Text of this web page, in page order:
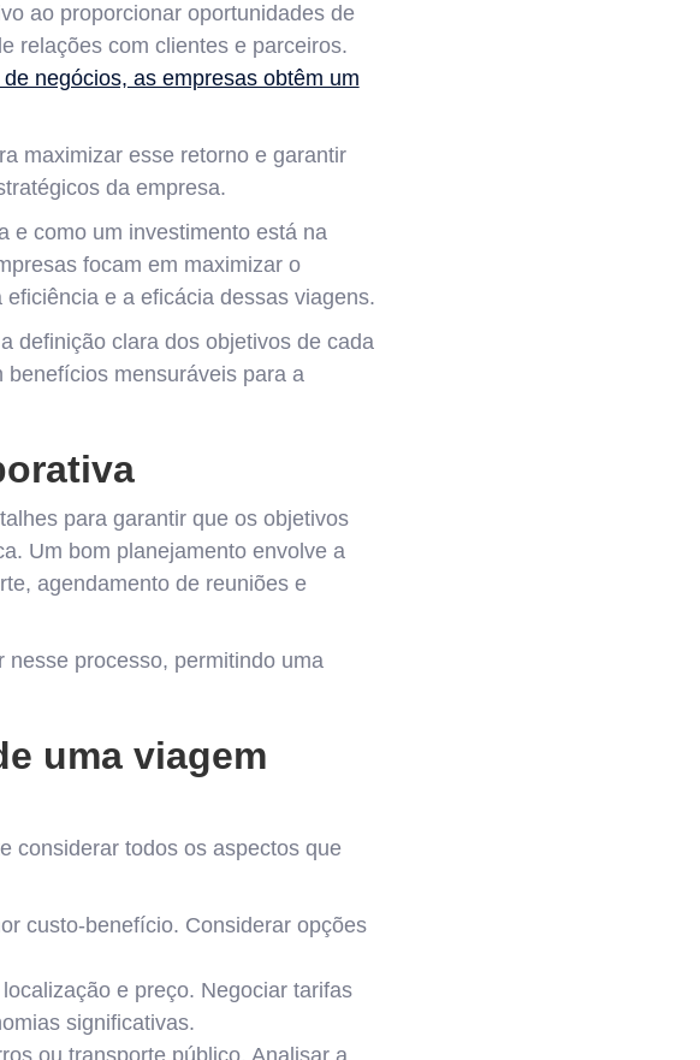
ao proporcionar oportunidades de
relações com clientes e parceiros.
negócios, as empresas obtêm um
maximizar esse retorno e garantir
da empresa.
e como um investimento está na
focam em maximizar o
e a eficácia dessas viagens.
definição clara dos objetivos de cada
mensuráveis para a
para garantir que os objetivos
Um bom planejamento envolve a
agendamento de reuniões e
processo, permitindo uma
uma viagem
considerar todos os aspectos que
custo-benefício. Considerar opções
e preço. Negociar tarifas
significativas.